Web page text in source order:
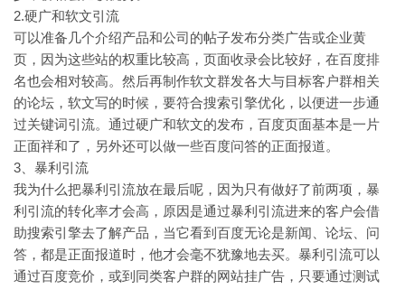
2.硬广和软文引流
可以准备几个介绍产品和公司的帖子发布分类广告或企业黄
页，因为这些站的权重比较高，页面收录会比较好，在百度排
名也会相对较高。然后再制作软文群发各大与目标客户群相关
的论坛，软文写的时候，要符合搜索引擎优化，以便进一步通
过关键词引流。通过硬广和软文的发布，百度页面基本是一片
正面祥和了，另外还可以做一些百度问答的正面报道。
3、暴利引流
我为什么把暴利引流放在最后呢，因为只有做好了前两项，暴
利引流的转化率才会高，原因是通过暴利引流进来的客户会借
助搜索引擎去了解产品，当它看到百度无论是新闻、论坛、问
答，都是正面报道时，他才会毫不犹豫地去买。暴利引流可以
通过百度竞价，或到同类客户群的网站挂广告，只要通过测试